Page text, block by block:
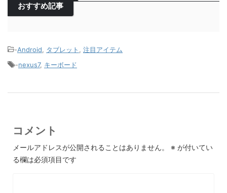
おすすめ記事
-Android タブレット
注目アイテム
-nexus7, キーボード
コメント
メールアドレスが公開されることはありません。 ※ が付いてい
る欄は必須項目です